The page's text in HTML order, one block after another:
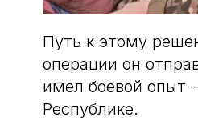
Путь к этому
операции он
имел боевой опыт
Республике.